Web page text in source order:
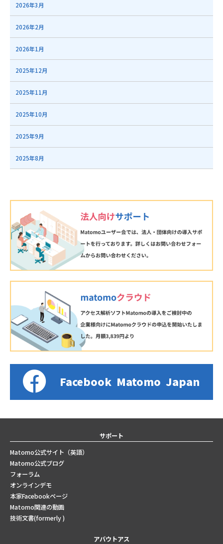
2026年3月
2026年2月
2026年1月
2025年12月
2025年11月
2025年10月
2025年9月
2025年8月
Facebook Matomo Japan
サポート
Matomo公式サイト（英語）
Matomo公式ブログ
フォーラム
オンラインデモ
本家Facebookページ
Matomo関連の動画
技術文書(formerly )
アバウトアス